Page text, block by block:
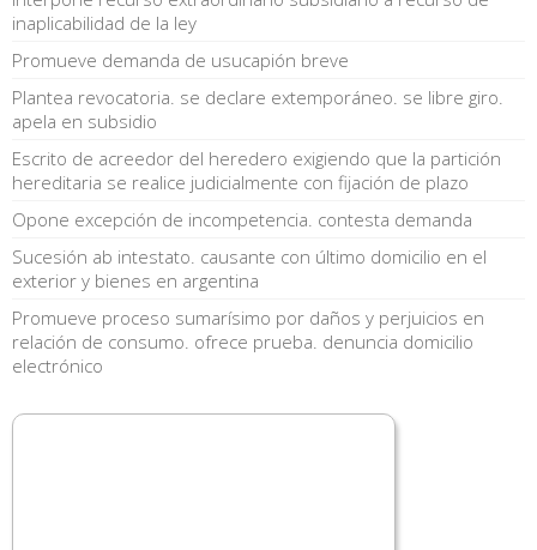
inaplicabilidad de la ley
Promueve demanda de usucapión breve
Plantea revocatoria. se declare extemporáneo. se libre giro.
apela en subsidio
Escrito de acreedor del heredero exigiendo que la partición
hereditaria se realice judicialmente con fijación de plazo
Opone excepción de incompetencia. contesta demanda
Sucesión ab intestato. causante con último domicilio en el
exterior y bienes en argentina
Promueve proceso sumarísimo por daños y perjuicios en
relación de consumo. ofrece prueba. denuncia domicilio
electrónico